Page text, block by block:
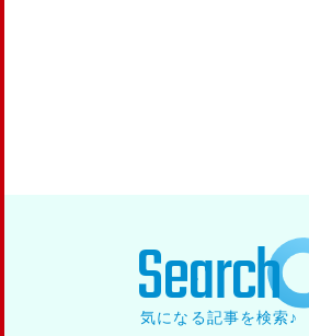
Search
気になる記事を検索♪